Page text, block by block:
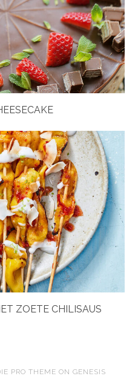
ZOETE CHILISAUS
PRO THEME ON GENESIS